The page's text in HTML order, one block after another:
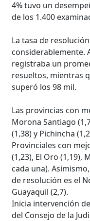
4% tuvo un
de los 1.400
La tasa de
considerablemente.
registraba un
resueltos, mientras
superó los 98 mil.
Las provincias con
Morona Santiago
(1,38) y Pichincha
Provinciales con
(1,23), El Oro (1,19),
cada una).
de resolución es el
Guayaquil (2,7).
Inicia intervención
del Consejo de la